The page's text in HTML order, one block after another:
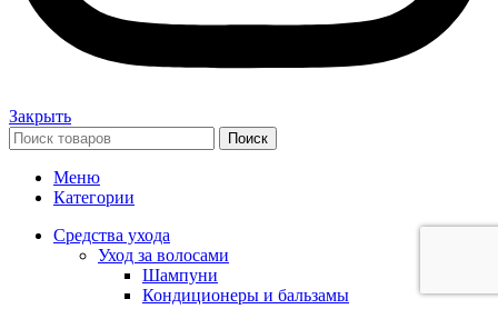
Закрыть
Поиск
Меню
Категории
Средства ухода
Уход за волосами
Шампуни
Кондиционеры и бальзамы